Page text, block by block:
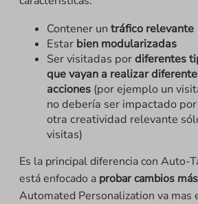
Contener un tráfico relevante
Estar bien modularizadas
Ser visitadas pordiferentes
que vayan a realizar
acciones (por ejemplo un
no debería ser impactado
otra creatividad relevante
visitas)
Es la principal diferencia con Auto-
está enfocado a probar cambios
Automated Personalization va mas